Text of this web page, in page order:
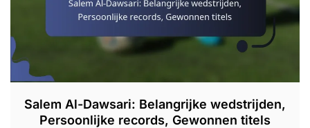
Salem Al-Dawsari: Belangrijke wedstrijden,
Persoonlijke records, Gewonnen titels